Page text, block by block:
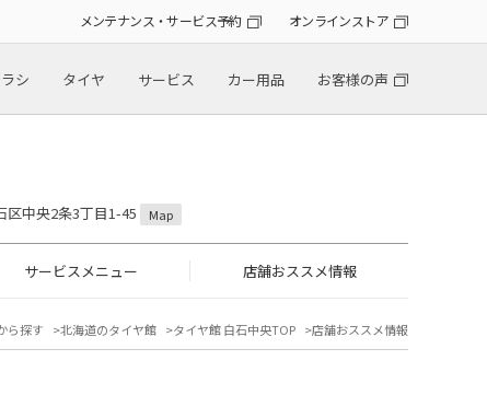
メンテナンス・サービス予約 オンラインストア
シ タイヤ サービス カー用品 お客様の声
中央2条3丁目1-45 Map
サービスメニュー 店舗おススメ情報
ら探す 北海道のタイヤ館 タイヤ館 白石中央TOP 店舗おススメ情報